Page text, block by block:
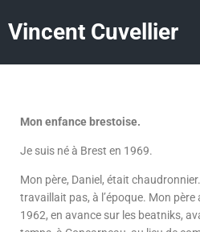
Vincent Cuvellier
Mon enfance brestoise.
Je suis né à Brest en 1969.
Mon père, Daniel, était
travaillait pas, à l’époque. Mon père
1962, en avance sur les beatniks,